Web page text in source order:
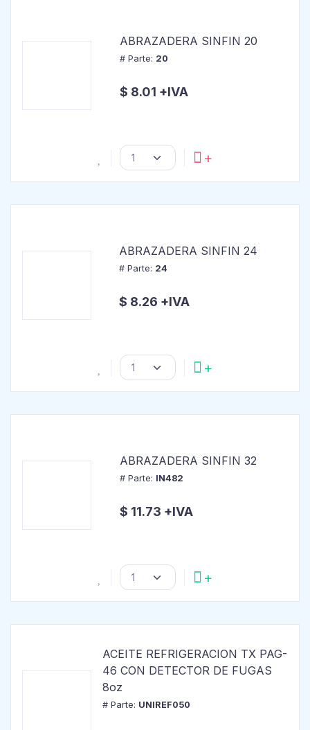
ABRAZADERA SINFIN 20
# Parte: 20
$ 8.01 +IVA
ABRAZADERA SINFIN 24
# Parte: 24
$ 8.26 +IVA
ABRAZADERA SINFIN 32
# Parte: IN482
$ 11.73 +IVA
ACEITE REFRIGERACION TX PAG-
46 CON DETECTOR DE FUGAS
8oz
# Parte: UNIREF050